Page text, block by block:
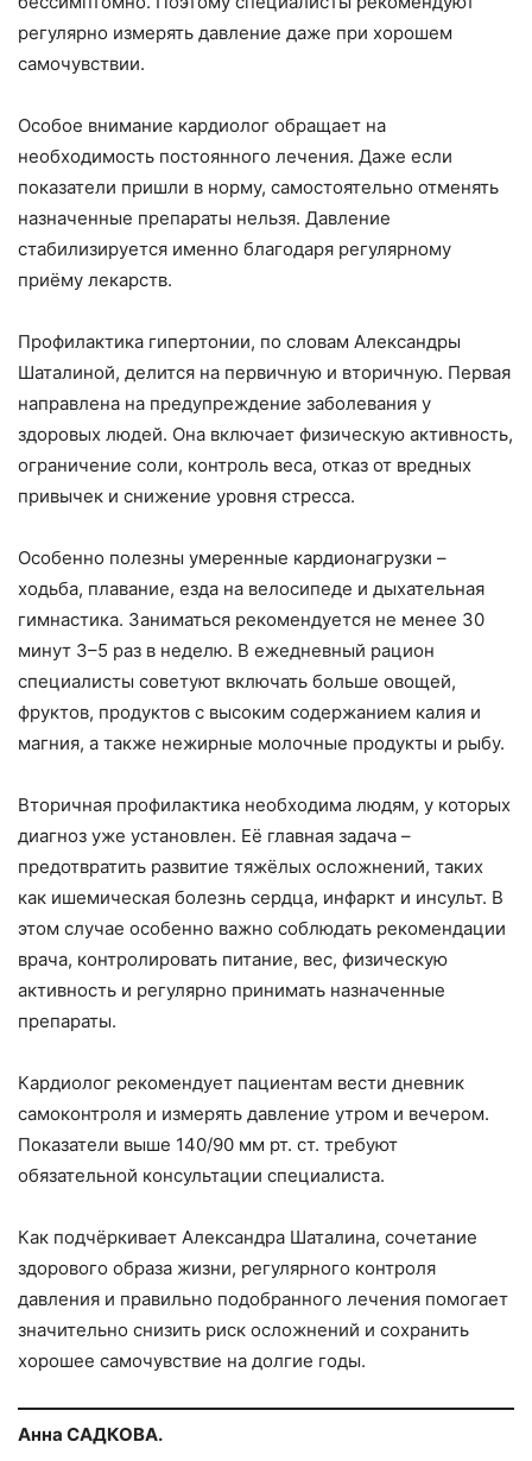
регулярно измерять давление даже при хорошем
самочувствии.
Особое внимание кардиолог обращает на
необходимость постоянного лечения. Даже если
показатели пришли в норму, самостоятельно отменять
назначенные препараты нельзя. Давление
стабилизируется именно благодаря регулярному
приёму лекарств.
Профилактика гипертонии, по словам Александры
Шаталиной, делится на первичную и вторичную. Первая
направлена на предупреждение заболевания у
здоровых людей. Она включает физическую активность,
ограничение соли, контроль веса, отказ от вредных
привычек и снижение уровня стресса.
Особенно полезны умеренные кардионагрузки –
ходьба, плавание, езда на велосипеде и дыхательная
гимнастика. Заниматься рекомендуется не менее 30
минут 3–5 раз в неделю. В ежедневный рацион
специалисты советуют включать больше овощей,
фруктов, продуктов с высоким содержанием калия и
магния, а также нежирные молочные продукты и рыбу.
Вторичная профилактика необходима людям, у которых
диагноз уже установлен. Её главная задача –
предотвратить развитие тяжёлых осложнений, таких
как ишемическая болезнь сердца, инфаркт и инсульт. В
этом случае особенно важно соблюдать рекомендации
врача, контролировать питание, вес, физическую
активность и регулярно принимать назначенные
препараты.
Кардиолог рекомендует пациентам вести дневник
самоконтроля и измерять давление утром и вечером.
Показатели выше 140/90 мм рт. ст. требуют
обязательной консультации специалиста.
Как подчёркивает Александра Шаталина, сочетание
здорового образа жизни, регулярного контроля
давления и правильно подобранного лечения помогает
значительно снизить риск осложнений и сохранить
хорошее самочувствие на долгие годы.
Анна САДКОВА.